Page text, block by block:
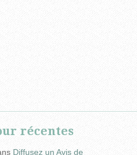
récentes
Diffusez un Avis de